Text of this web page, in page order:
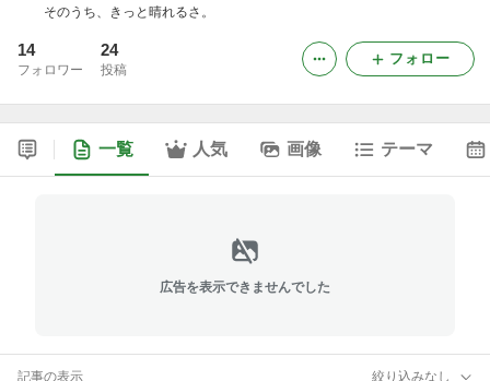
そのうち、きっと晴れるさ。
14
フォロワー
24
投稿
フォロー
一覧 人気 画像 テーマ
広告を表示できませんでした
記事の表示 絞り込みなし